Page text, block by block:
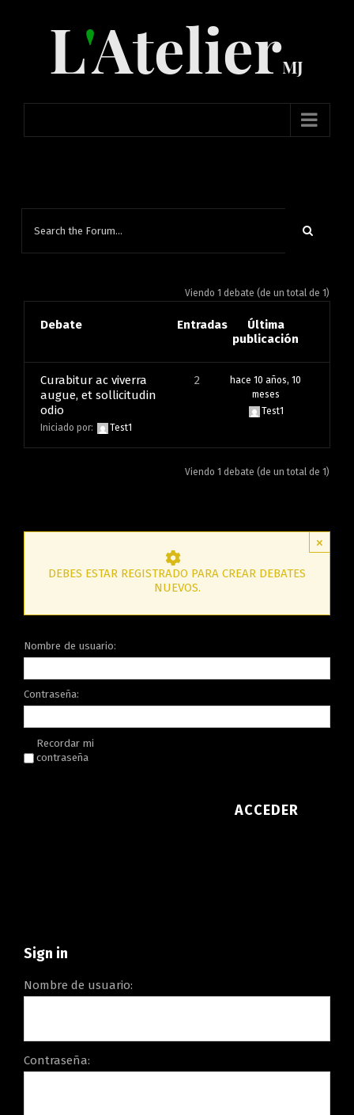
Viendo 1 debate (de un total de 1)
Debate Entradas
Última
publicación
Curabitur ac viverra
augue, et sollicitudin
odio
Iniciado por: Test1
2
hace 10 años, 10
meses
Test1
Viendo 1 debate (de un total de 1)
×
DEBES ESTAR REGISTRADO PARA CREAR DEBATES
NUEVOS.
Nombre de usuario:
Contraseña:
Recordar mi
contraseña
ACCEDER
Sign in
Nombre de usuario:
Contraseña: